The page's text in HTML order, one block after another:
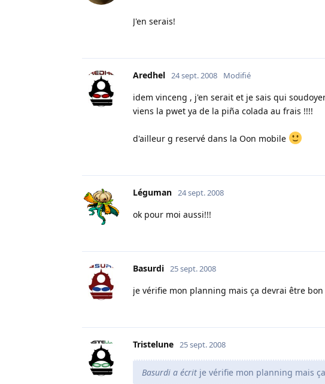
J'en serais!
Aredhel 24 sept. 2008 Modifié
idem vinceng , j'en serait et je sais qui
viens la pwet ya de la piña colada au frais !!!!
d'ailleur g reservé dans la Oon mobile
Léguman 24 sept. 2008
ok pour moi aussi!!!
Basurdi 25 sept. 2008
je vérifie mon planning mais ça devrai être
Tristelune 25 sept. 2008
Basurdi a écrit je vérifie mon planning mais